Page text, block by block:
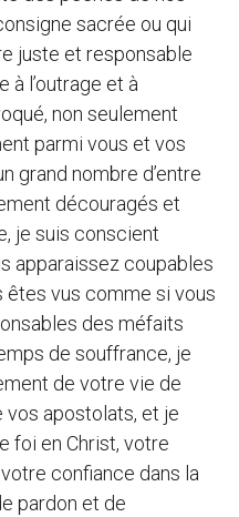
sacrée ou qui
juste et responsable
à l’outrage et à
non seulement
parmi vous et vos
grand nombre d’entre
découragés et
je suis conscient
apparaissez coupables
êtes vus comme si vous
des méfaits
de souffrance, je
de votre vie de
apostolats, et je
foi en Christ, votre
confiance dans la
pardon et de